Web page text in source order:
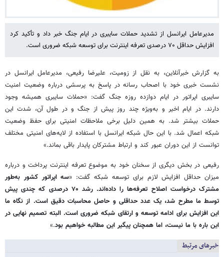
مدیرعامل ایرانسل از تشدید حملات سایبری در ایام جنگ خبر داد و تأکید کرد
افزایش حداقل ۷۰ درصدی تعرفه اینترنت برای توسعه شبکه ضروری است.
به گزارش خبرآنلاین، به نقل از زومیت، علیرضا رفیعی، مدیرعامل ایرانسل در
نشست خبری خود با اصحاب رسانه در پاسخ به پرسشی درباره وضعیت امنیت
سایبری اپراتور در ایام دوازده روزه جنگ گفت: «حملات سایبری همیشه وجود
دارند. در ایام اخیر و به‌ویژه چند روز پیش از جنگ و در طول آن، شدت این
حملات بیشتر شد. به همین دلیل برخی ملاحظات امنیتی برای حفظ وضعیت
شبکه اعمال شد. با این حال شبکه ایرانسل با استفاده از لایه‌های امنیتی مختلف
توانست از این دوران عبور کند و ارتباط مشترکان پایدار باقی بماند.»
رفیعی در بخش دیگری از سخنان خود به موضوع تعرفه اینترنت پرداخت و درباره
میزان حداقل افزایش لازم برای توسعه شبکه گفت: «سه اپراتور کشور به‌طور
مشترک درخواست اصلاح تعرفه‌ها را داده‌اند. رشد ۷۰ درصدی که چندی پیش
توسط ما مطرح شد، یک عدد حداقلی و حاصل محاسبات دقیق است. از نگاه ما
این افزایش برای ادامه توسعه و ارتقای شبکه ضروری است. البته تصمیم نهایی در
این باره با ما نیست، اما همچنان پیگیر این مطالبه خواهیم بود.»
خبرهای مرتبط